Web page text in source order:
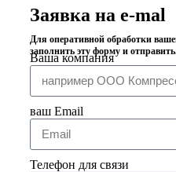
Заявка на e-mal
Для оперативной обработки
заполнить эту форму и
Ваша компания
ваш Email
Телефон для связи